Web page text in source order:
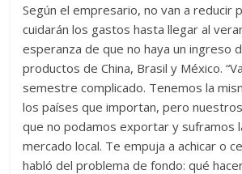
Según el empresario, no van a reducir
cuidarán los gastos hasta llegar al
esperanza de que no haya un ingreso
productos de China, Brasil y México.
semestre complicado. Tenemos la
los países que importan, pero
que no podamos exportar y suframos
mercado local. Te empuja a achicar o
habló del problema de fondo: qué